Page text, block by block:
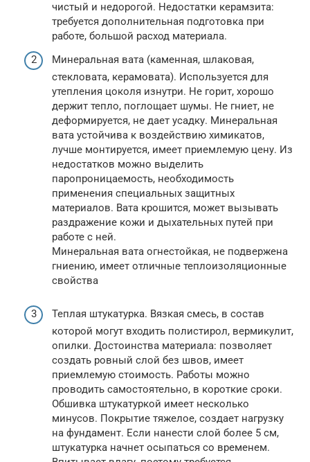
чистый и недорогой. Недостатки керамзита:
требуется дополнительная подготовка при
работе, большой расход материала.
Минеральная вата (каменная, шлаковая,
стекловата, керамовата). Используется для
утепления цоколя изнутри. Не горит, хорошо
держит тепло, поглощает шумы. Не гниет, не
деформируется, не дает усадку. Минеральная
вата устойчива к воздействию химикатов,
лучше монтируется, имеет приемлемую цену. Из
недостатков можно выделить
паропроницаемость, необходимость
применения специальных защитных
материалов. Вата крошится, может вызывать
раздражение кожи и дыхательных путей при
работе с ней.
Минеральная вата огнестойкая, не подвержена
гниению, имеет отличные теплоизоляционные
свойства
Теплая штукатурка. Вязкая смесь, в состав
которой могут входить полистирол, вермикулит,
опилки. Достоинства материала: позволяет
создать ровный слой без швов, имеет
приемлемую стоимость. Работы можно
проводить самостоятельно, в короткие сроки.
Обшивка штукатуркой имеет несколько
минусов. Покрытие тяжелое, создает нагрузку
на фундамент. Если нанести слой более 5 см,
штукатурка начнет осыпаться со временем.